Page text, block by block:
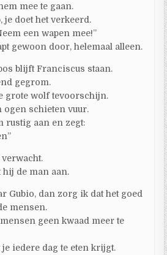
mee te gaan.
je doet het verkeerd.
een wapen mee!”
gewoon door, helemaal alleen.
blijft Franciscus staan.
gegrom.
grote wolf tevoorschijn.
ogen schieten vuur.
rustig aan en zegt:
hij de man aan.
Gubio, dan zorg ik dat het goed
mensen.
geen kwaad meer te
iedere dag te eten krijgt.